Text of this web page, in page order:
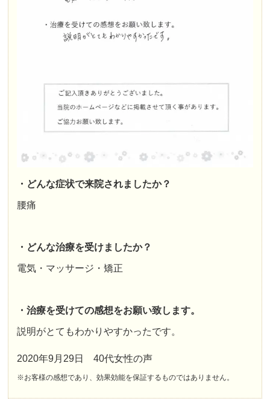
・どんな症状で来院されましたか？
腰痛
・どんな治療を受けましたか？
電気・マッサージ・矯正
・治療を受けての感想をお願い致します。
説明がとてもわかりやすかったです。
2020年9月29日 40代女性の声
※お客様の感想であり、効果効能を保証するものではありません。